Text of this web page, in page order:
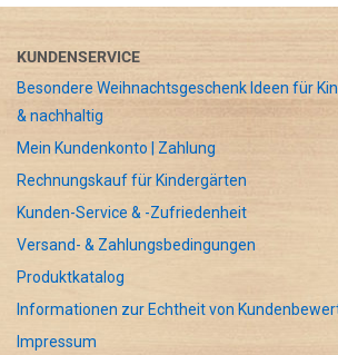
KUNDENSERVICE
Besondere Weihnachtsgeschenk Ideen für
& nachhaltig
Mein Kundenkonto | Zahlung
Rechnungskauf für Kindergärten
Kunden-Service & -Zufriedenheit
Versand- & Zahlungsbedingungen
Produktkatalog
Informationen zur Echtheit von
Impressum